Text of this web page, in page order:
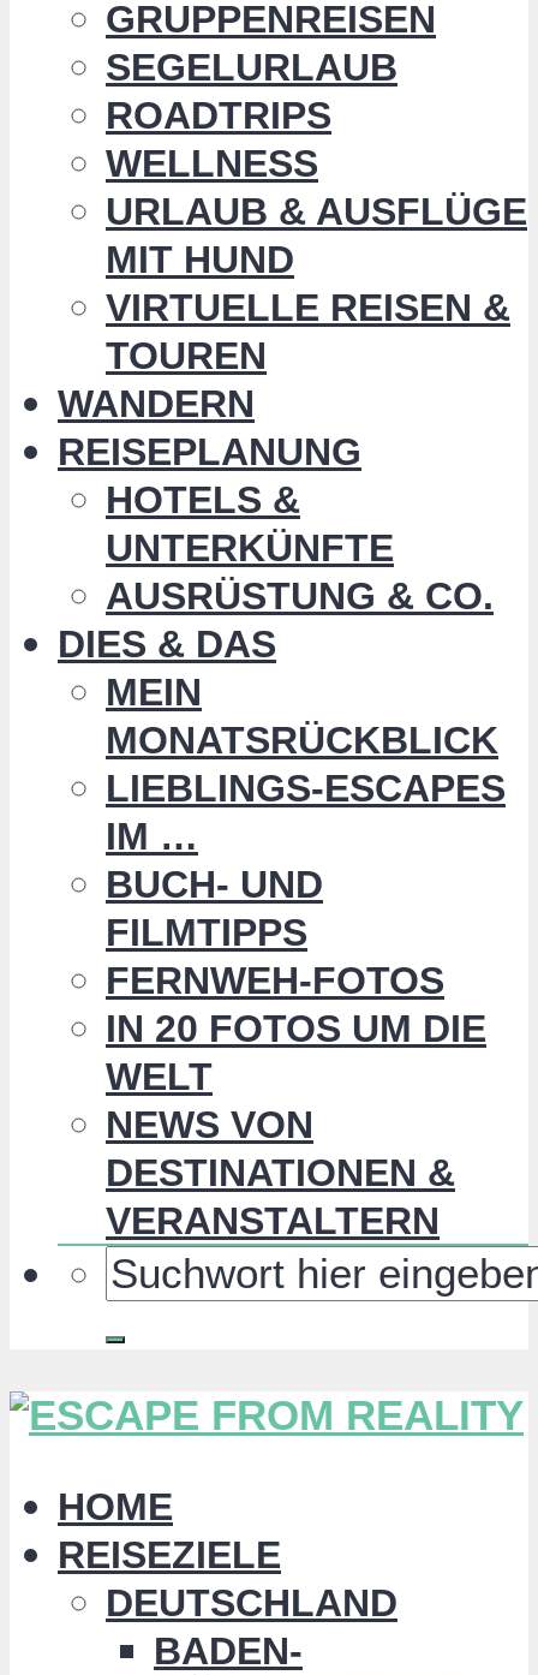
GRUPPENREISEN
SEGELURLAUB
ROADTRIPS
WELLNESS
URLAUB & AUSFLÜGE
MIT HUND
VIRTUELLE REISEN &
TOUREN
WANDERN
REISEPLANUNG
HOTELS &
UNTERKÜNFTE
AUSRÜSTUNG & CO.
DIES & DAS
MEIN
MONATSRÜCKBLICK
LIEBLINGS-ESCAPES
IM …
BUCH- UND
FILMTIPPS
FERNWEH-FOTOS
IN 20 FOTOS UM DIE
WELT
NEWS VON
DESTINATIONEN &
VERANSTALTERN
HOME
REISEZIELE
DEUTSCHLAND
BADEN-